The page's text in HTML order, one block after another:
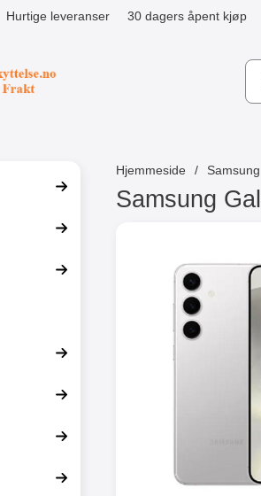
Hurtige leveranser 30 dagers åpent kjøp
for Tibro Billiga Mobilskydd AB
Hjemmeside Samsung
Samsung